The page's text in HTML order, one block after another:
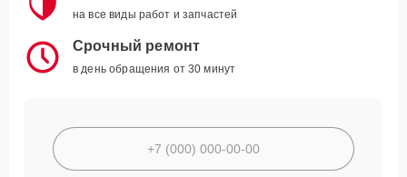
на все виды работ и запчастей
Срочный ремонт
в день обращения от 30 минут